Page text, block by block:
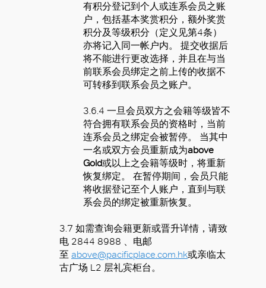
有积分登记到个人或连系会员之账
户，包括基本奖赏积分，额外奖赏
积分及等级积分（定义见第4条）
亦将记入同一帐户内。 提交收据后
将不能进行更改选择，并且在与当
前联系会员绑定之前上传的收据不
可转移到联系会员之账户。
3.6.4 一旦会员双方之会籍等级皆不
符合拥有联系会员的资格时，当前
连系会员之绑定会被暂停。 当其中
一名或双方会员重新成为above
Gold或以上之会籍等级时，将重新
恢复绑定。 在暂停期间，会员只能
将收据登记至个人账户，直到与联
系会员的绑定被重新恢复。
3.7 如需查询会籍更新或晋升详情，请致
电 2844 8988 、电邮
至 above@pacificplace.com.hk或亲临太
古广场 L2 层礼宾柜台。